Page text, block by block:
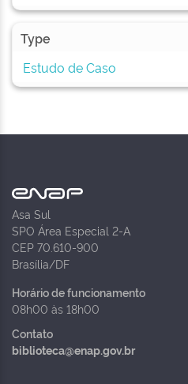
Type
Estudo de Caso
Asa Sul
SPO Área Especial 2-A
CEP 70.610-900
Brasília/DF
Horário de funcionamento
08h00 às 18h00
Contato
biblioteca@enap.gov.br